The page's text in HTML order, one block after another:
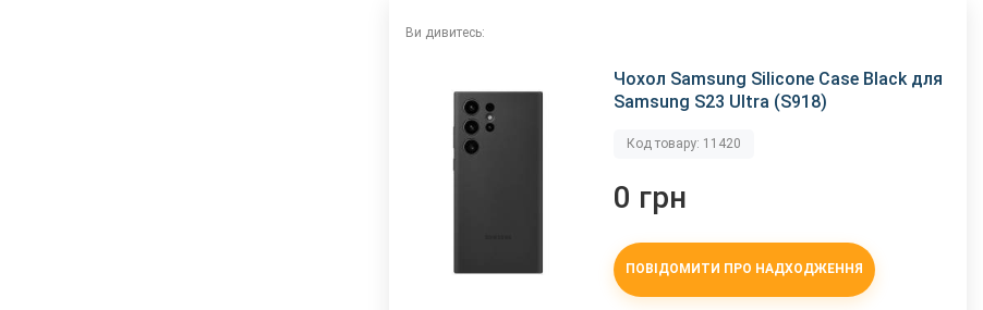
Ви дивитесь:
Чохол Samsung Silicone Case Black для
Samsung S23 Ultra (S918)
Код товару: 11420
0 грн
ПОВІДОМИТИ ПРО НАДХОДЖЕННЯ